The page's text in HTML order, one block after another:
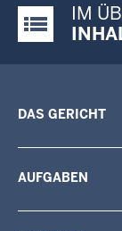
Justiz- IM
DAS GERICHT
AUFGABEN